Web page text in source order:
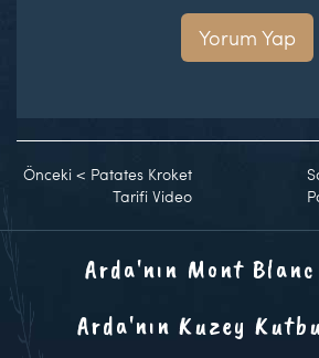
Yorum Yap
Önceki < Patates Kroket
Tarifi Video
Arda'nın Mont Blanc
Arda'nın Kuzey